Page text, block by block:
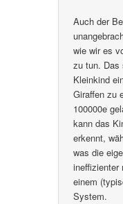
Auch der
wie wir es
zu tun. Das
Kleinkind
Giraffen zu
100000e
kann das
erkennt,
was die
ineffizienter
einem
System.